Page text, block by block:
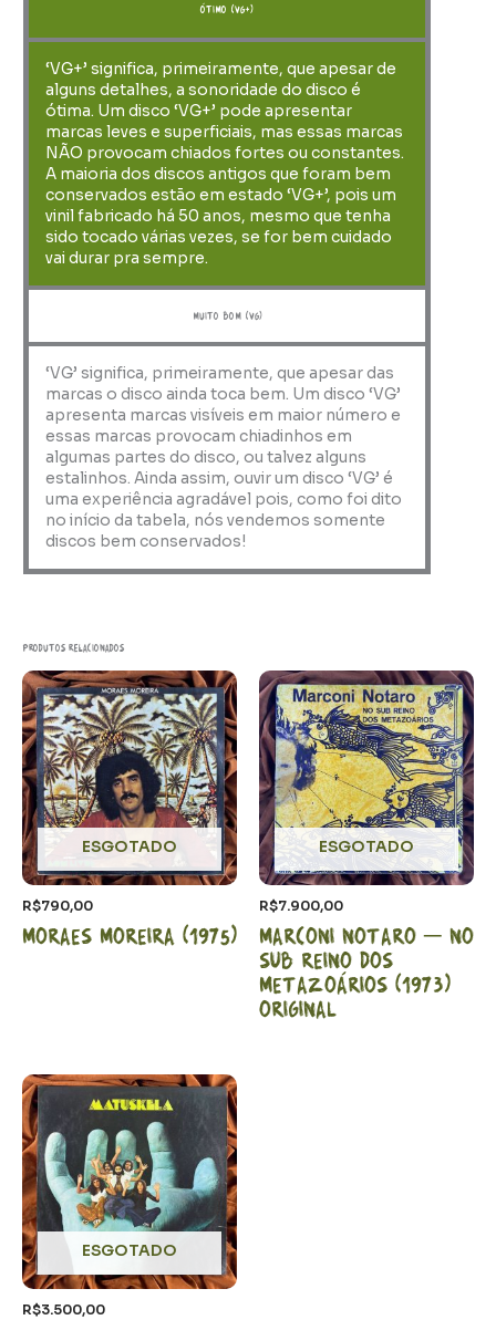
ótimo (VG+)
‘VG+’ significa, primeiramente, que apesar de
alguns detalhes, a sonoridade do disco é
ótima. Um disco ‘VG+’ pode apresentar
marcas leves e superficiais, mas essas marcas
NÃO provocam chiados fortes ou constantes.
A maioria dos discos antigos que foram bem
conservados estão em estado ‘VG+’, pois um
vinil fabricado há 50 anos, mesmo que tenha
sido tocado várias vezes, se for bem cuidado
vai durar pra sempre.
muito bom (VG)
‘VG’ significa, primeiramente, que apesar das
marcas o disco ainda toca bem. Um disco ‘VG’
apresenta marcas visíveis em maior número e
essas marcas provocam chiadinhos em
algumas partes do disco, ou talvez alguns
estalinhos. Ainda assim, ouvir um disco ‘VG’ é
uma experiência agradável pois, como foi dito
no início da tabela, nós vendemos somente
discos bem conservados!
Produtos relacionados
ESGOTADO
R$790,00
Moraes Moreira (1975)
ESGOTADO
R$7.900,00
Marconi Notaro – No
sub reino dos
metazoários (1973)
Original
ESGOTADO
R$3.500,00